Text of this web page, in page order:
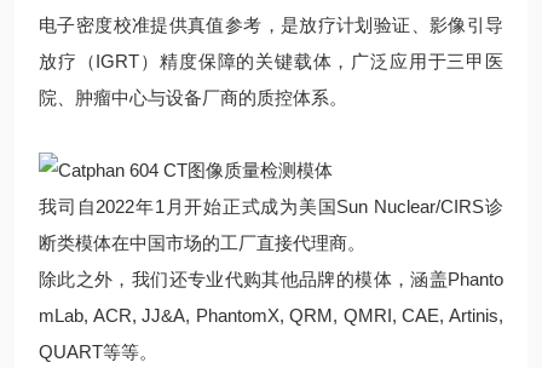
电子密度校准提供真值参考，是放疗计划验证、影像引导
放疗（IGRT）精度保障的关键载体，广泛应用于三甲医
院、肿瘤中心与设备厂商的质控体系。
我司自2022年1月开始正式成为美国Sun Nuclear/CIRS诊
断类模体在中国市场的工厂直接代理商。
除此之外，我们还专业代购其他品牌的模体，涵盖Phanto
mLab, ACR, JJ&A, PhantomX, QRM, QMRI, CAE, Artinis,
QUART等等。